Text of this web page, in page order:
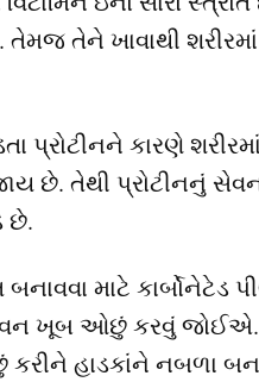
તેને ખાવાથી
પ્રોટીનને કારણે
છે. તેથી પ્રોટીનનું સેવન
છે.
માટે કાર્બોનેટેડ
સેવન ખૂબ ઓછું કરવું
હાડકાંને નબળા